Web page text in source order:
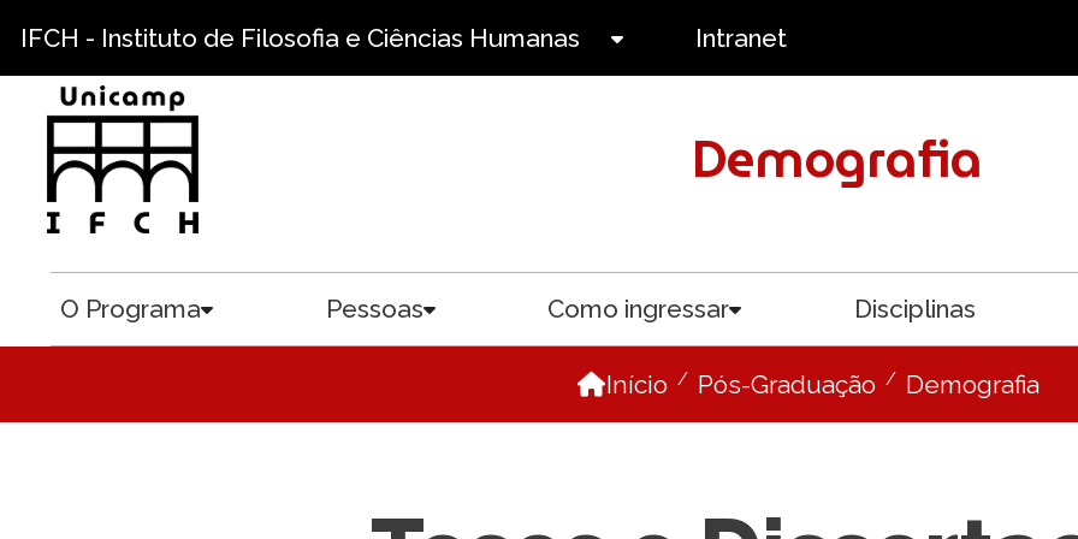
IFCH - Instituto de Filosofia e Ciências Humanas Intranet
Demografia
O Programa Pessoas Como ingressar Disciplinas
Início Pós-Graduação Demografia